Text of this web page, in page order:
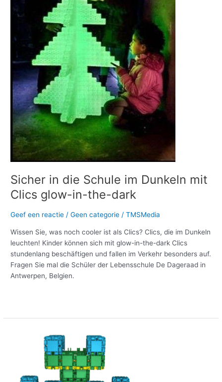
Sicher in die Schule im Dunkeln mit
Clics glow-in-the-dark
Geef een reactie /Geen categorie /TMSMedia
Wissen Sie, was noch cooler ist als Clics? Clics, die im Dunkeln
leuchten! Kinder können sich mit glow-in-the-dark Clics
stundenlang beschäftigen und fallen im Verkehr besonders auf.
Fragen Sie mal die Schüler der Lebensschule De Dageraad in
Antwerpen, Belgien.
Clics
dark
Schloss